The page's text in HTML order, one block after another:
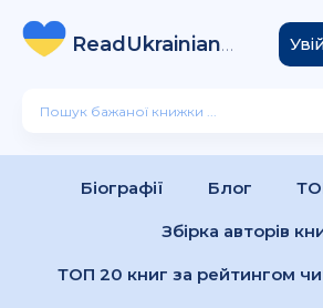
ReadUkrainian
Books
Біографії Блог
Збірка авторів
ТОП 20 книг за рейтингом